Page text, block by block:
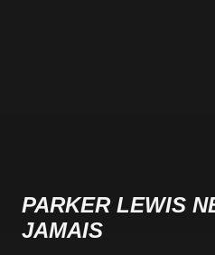
PARKER LEWIS
JAMAIS